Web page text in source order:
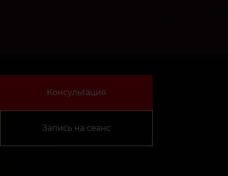
Консультация
Запись на сеанс